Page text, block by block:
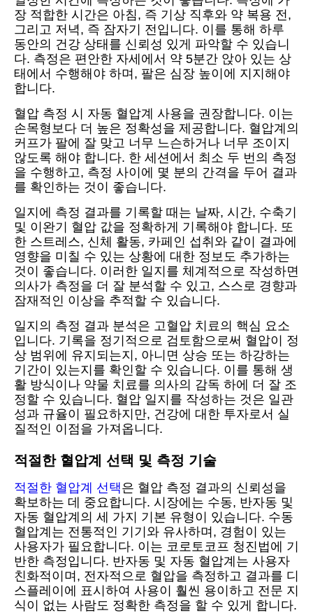
장 적합한 시간은 아침, 즉 기상 직후와 약 복용 전,
그리고 저녁, 즉 잠자기 전입니다. 이를 통해 하루
동안의 건강 상태를 신뢰성 있게 파악할 수 있습니
다. 측정은 편안한 자세에서 약 5분간 앉아 있는 상
태에서 수행해야 하며, 팔은 심장 높이에 지지해야
합니다.
혈압 측정 시 자동 혈압계 사용을 권장합니다. 이는
손목형보다 더 높은 정확성을 제공합니다. 혈압계의
커프가 팔에 잘 맞고 너무 느슨하거나 너무 조이지
않도록 해야 합니다. 한 세션에서 최소 두 번의 측정
을 수행하고, 측정 사이에 몇 분의 간격을 두어 결과
를 확인하는 것이 좋습니다.
일지에 측정 결과를 기록할 때는 날짜, 시간, 수축기
및 이완기 혈압 값을 정확하게 기록해야 합니다. 또
한 스트레스, 신체 활동, 카페인 섭취와 같이 결과에
영향을 미칠 수 있는 상황에 대한 정보도 추가하는
것이 좋습니다. 이러한 일지를 체계적으로 작성하면
의사가 측정을 더 잘 분석할 수 있고, 스스로 경향과
잠재적인 이상을 추적할 수 있습니다.
일지의 측정 결과 분석은 고혈압 치료의 핵심 요소
입니다. 기록을 정기적으로 검토함으로써 혈압이 정
상 범위에 유지되는지, 아니면 상승 또는 하강하는
기간이 있는지를 확인할 수 있습니다. 이를 통해 생
활 방식이나 약물 치료를 의사의 감독 하에 더 잘 조
정할 수 있습니다. 혈압 일지를 작성하는 것은 일관
성과 규율이 필요하지만, 건강에 대한 투자로서 실
질적인 이점을 가져옵니다.
적절한 혈압계 선택 및 측정 기술
적절한 혈압계 선택은 혈압 측정 결과의 신뢰성을
확보하는 데 중요합니다. 시장에는 수동, 반자동 및
자동 혈압계의 세 가지 기본 유형이 있습니다. 수동
혈압계는 전통적인 기기와 유사하며, 경험이 있는
사용자가 필요합니다. 이는 코로토코프 청진법에 기
반한 측정입니다. 반자동 및 자동 혈압계는 사용자
친화적이며, 전자적으로 혈압을 측정하고 결과를 디
스플레이에 표시하여 사용이 훨씬 용이하고 전문 지
식이 없는 사람도 정확한 측정을 할 수 있게 합니다.